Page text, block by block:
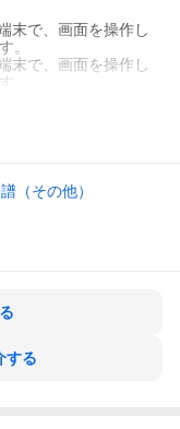
末で、画面を操作し
。
末で、画面を操作し
。
（その他）
する